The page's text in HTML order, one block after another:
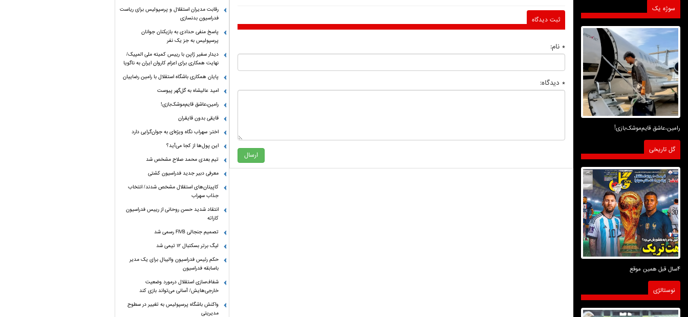
ثبت دیدگاه
* نام:
* دیدگاه:
سوژه یک
رامین،عاشق قایم‌موشک‌بازی!
گل تاریخی
4سال قبل همین موقع
نوستالژی
رقابت مدیران استقلال و پرسپولیس برای ریاست
فدراسیون بدنسازی
پاسخ منفی حدادی به بازیکنان جوانان
پرسپولیس به جز یک نفر
دیدار سفیر ژاپن با رییس کمیته ملی المپیک/
نهایت همکاری برای اعزام کاروان ایران به ناگویا
پایان همکاری باشگاه استقلال با رامین رضاییان
امید عالیشاه به گل‌گهر پیوست
رامین،عاشق قایم‌موشک‌بازی!
قایقی بدون قایقران
اختر: سهراب نگاه ویژه‌ای به جوان‌گرایی دارد
این پول‌ها از کجا می‌آید؟
تیم بعدی محمد صلاح مشخص شد
معرفی دبیر جدید فدراسیون کشتی
کاپیتان‌های استقلال مشخص شدند/ انتخاب
جذاب سهراب
انتقاد شدید حسن روحانی از رییس فدراسیون
کاراته
تصمیم جنجالی FIVB رسمی شد
لیگ برتر بسکتبال ۱۲ تیمی شد
حکم رئیس فدراسیون والیبال برای یک مدیر
باسابقه فدراسیون
شفاف‌سازی استقلال درمورد وضعیت
خارجی‌هایش/ آسانی می‌تواند بازی کند
واکنش باشگاه پرسپولیس به تغییر در سطوح
مدیریتی